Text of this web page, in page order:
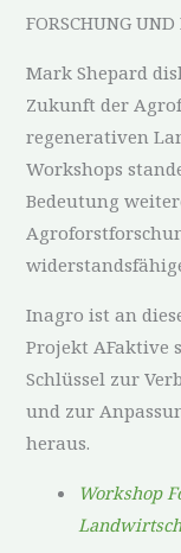
FORSCHUNG
Mark Shepard
Zukunft der
regenerativen
Workshops
Bedeutung
Inagro ist an
Projekt AFaktive
Schlüssel zur
und zur
heraus.
Workshop